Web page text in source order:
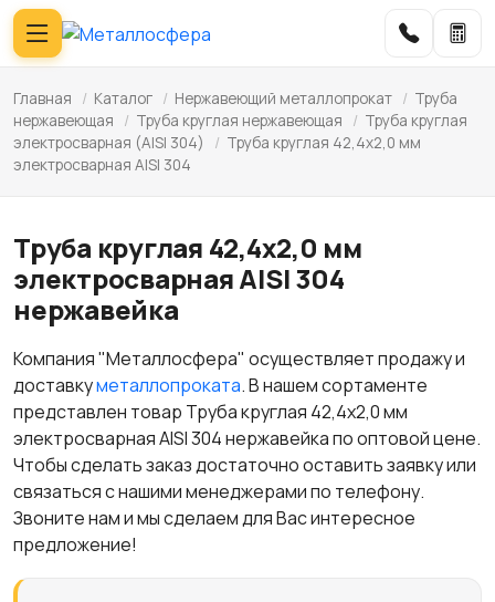
Главная / Каталог / Нержавеющий металлопрокат / Труба
нержавеющая
/ Труба круглая нержавеющая / Труба круглая
электросварная (AISI 304)
/ Труба круглая 42,4х2,0 мм
электросварная AISI 304
Труба круглая 42,4х2,0 мм
электросварная AISI 304
нержавейка
Компания "Металлосфера" осуществляет продажу и
доставкуметаллопроката. В нашем сортаменте
представлен товар Труба круглая 42,4х2,0 мм
электросварная AISI 304 нержавейка по оптовой цене.
Чтобы сделать заказ достаточно оставить заявку или
связаться с нашими менеджерами по телефону.
Звоните нам и мы сделаем для Вас интересное
предложение!